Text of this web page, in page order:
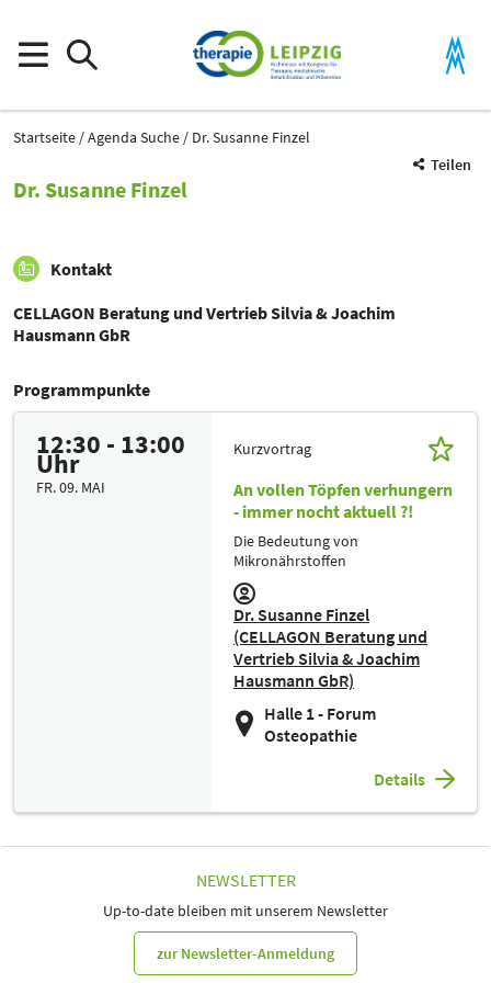
Startseite Agenda Suche
Dr. Susanne Finzel
Teilen
Dr. Susanne Finzel
Kontakt
CELLAGON Beratung und Vertrieb Silvia & Joachim
Hausmann GbR
Programmpunkte
12:30 - 13:00
Uhr
FR. 09. MAI
Kurzvortrag
An vollen Töpfen verhungern
- immer nocht aktuell ?!
Die Bedeutung von
Mikronährstoffen
Dr. Susanne Finzel
(CELLAGON Beratung und
Vertrieb Silvia & Joachim
Hausmann GbR)
Halle 1 - Forum
Osteopathie
Details
NEWSLETTER
Up-to-date bleiben mit unserem Newsletter
zur Newsletter-Anmeldung